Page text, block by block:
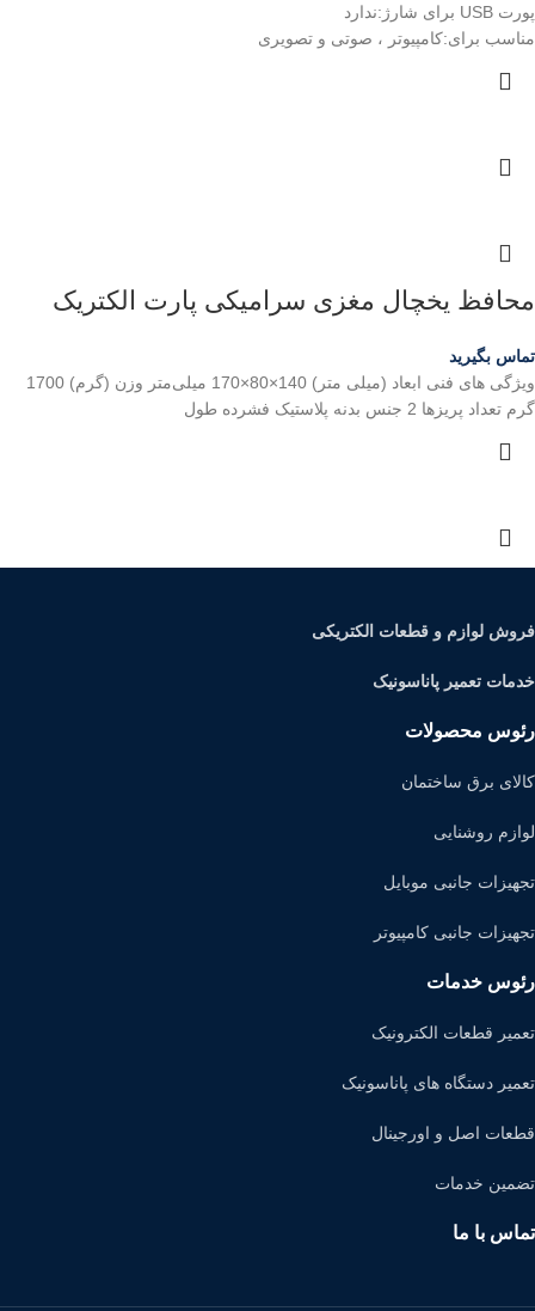
پورت USB برای شارژ:ندارد
مناسب برای:کامپیوتر ، صوتی و تصویری
محافظ یخچال مغزی سرامیکی پارت الکتریک
تماس بگیرید
ویژگی های فنی ابعاد (میلی متر) 140×80×170 میلی‌متر وزن (گرم) 1700
گرم تعداد پریزها 2 جنس بدنه پلاستیک فشرده طول
فروش لوازم و قطعات الکتریکی
خدمات تعمیر پاناسونیک
رئوس محصولات
کالای برق ساختمان
لوازم روشنایی
تجهیزات جانبی موبایل
تجهیزات جانبی کامپیوتر
رئوس خدمات
تعمیر قطعات الکترونیک
تعمیر دستگاه های پاناسونیک
قطعات اصل و اورجینال
تضمین خدمات
تماس با ما